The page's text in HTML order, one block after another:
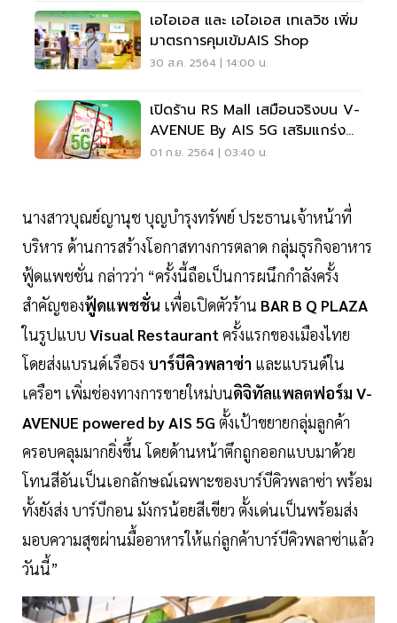
เอไอเอส และ เอไอเอส เทเลวิซ เพิ่ม
มาตรการคุมเข้มAIS Shop
30 ส.ค. 2564 | 14:00 น.
เปิดร้าน RS Mall เสมือนจริงบน V-
AVENUE By AIS 5G เสริมแกร่ง
ช่องทางออนไลน์
01 ก.ย. 2564 | 03:40 น.
นางสาวบุณย์ญานุช บุญบำรุงทรัพย์ ประธานเจ้าหน้าที่
บริหาร ด้านการสร้างโอกาสทางการตลาด กลุ่มธุรกิจอาหาร
ฟู้ดแพชชั่น กล่าวว่า “ครั้งนี้ถือเป็นการผนึกกำลังครั้ง
สำคัญของฟู้ดแพชชั่น เพื่อเปิดตัวร้าน BAR B Q PLAZA
ในรูปแบบ Visual Restaurantครั้งแรกของเมืองไทย
โดยส่งแบรนด์เรือธง บาร์บีคิวพลาซ่า และแบรนด์ใน
เครือฯ เพิ่มช่องทางการขายใหม่บนดิจิทัลแพลตฟอร์ม V-
AVENUE powered by AIS 5G ตั้งเป้าขยายกลุ่มลูกค้า
ครอบคลุมมากยิ่งขึ้น โดยด้านหน้าตึกถูกออกแบบมาด้วย
โทนสีอันเป็นเอกลักษณ์เฉพาะของบาร์บีคิวพลาซ่า พร้อม
ทั้งยังส่ง บาร์บีกอน มังกรน้อยสีเขียว ตั้งเด่นเป็นพร้อมส่ง
มอบความสุขผ่านมื้ออาหารให้แก่ลูกค้าบาร์บีคิวพลาซ่าแล้ว
วันนี้”